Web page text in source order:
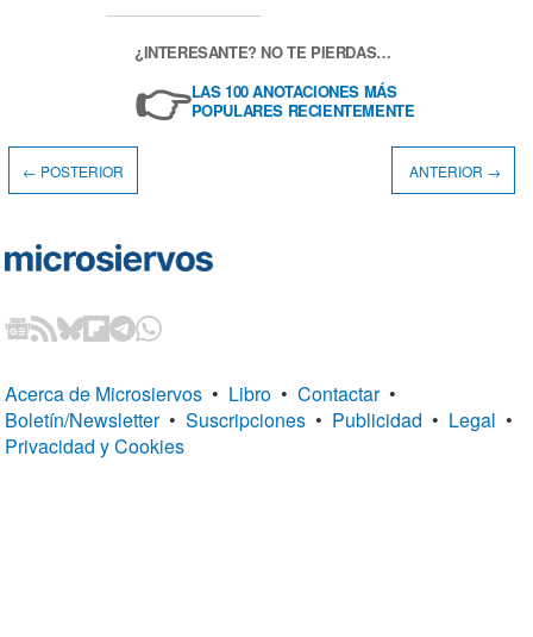
¿INTERESANTE? NO TE PIERDAS…
👉LAS 100 ANOTACIONES MÁS
POPULARES RECIENTEMENTE
← POSTERIOR ANTERIOR →
Acerca de Microsiervos • Libro • Contactar •
Boletín/Newsletter • Suscripciones • Publicidad • Legal •
Privacidad y Cookies